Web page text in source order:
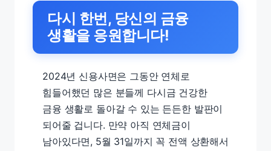
다시 한번, 당신의 금융
생활을 응원합니다!
2024년 신용사면은 그동안 연체로
힘들어했던 많은 분들께 다시금 건강한
금융 생활로 돌아갈 수 있는 든든한 발판이
되어줄 겁니다. 만약 아직 연체금이
남아있다면, 5월 31일까지 꼭 전액 상환해서